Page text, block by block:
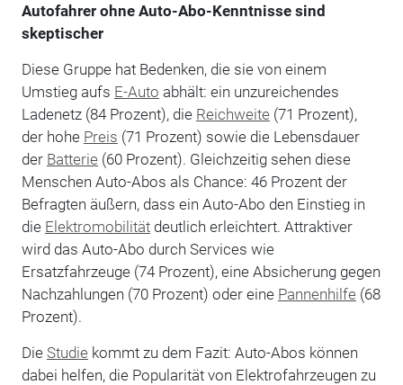
Autofahrer ohne Auto-Abo-Kenntnisse sind
skeptischer
Diese Gruppe hat Bedenken, die sie von einem
Umstieg aufs E-Auto abhält: ein unzureichendes
Ladenetz (84 Prozent), die Reichweite (71 Prozent),
der hohe Preis (71 Prozent) sowie die Lebensdauer
der Batterie (60 Prozent). Gleichzeitig sehen diese
Menschen Auto-Abos als Chance: 46 Prozent der
Befragten äußern, dass ein Auto-Abo den Einstieg in
die Elektromobilitätdeutlich erleichtert. Attraktiver
wird das Auto-Abo durch Services wie
Ersatzfahrzeuge (74 Prozent), eine Absicherung gegen
Nachzahlungen (70 Prozent) oder eine Pannenhilfe (68
Prozent).
Die Studie kommt zu dem Fazit: Auto-Abos können
dabei helfen, die Popularität von Elektrofahrzeugen zu